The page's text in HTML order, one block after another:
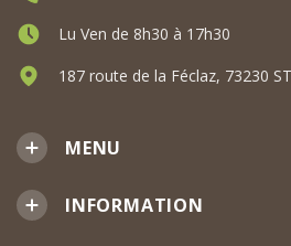
MENU
INFORMATION
Lu Ven de 8h30 à 17h30
187 route de la Féclaz, 73230